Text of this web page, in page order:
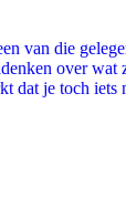
van die
over wat
dat je toch iets